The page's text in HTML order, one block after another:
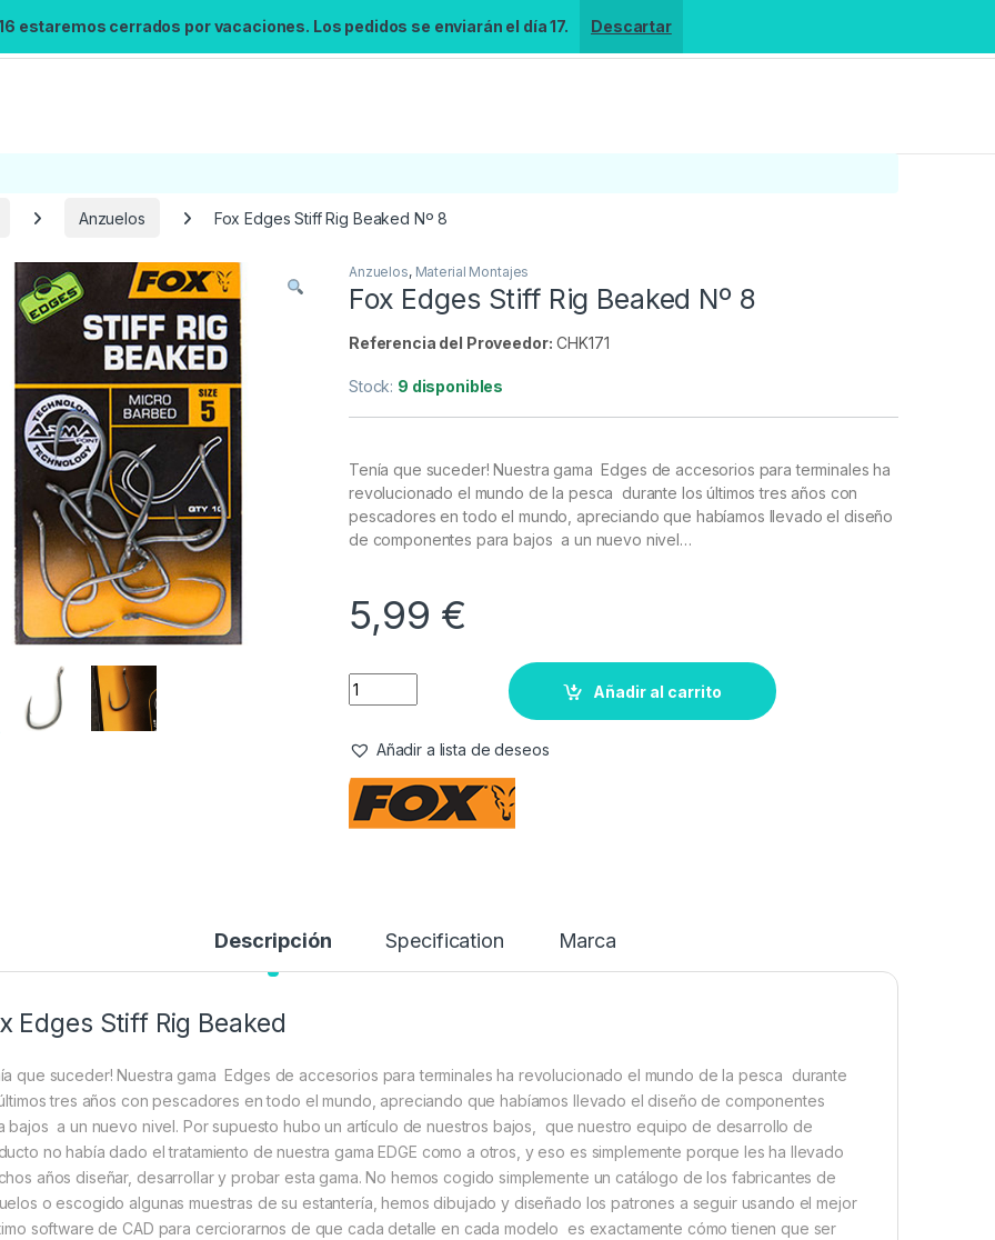
estaremos cerrados por vacaciones. Los pedidos se enviarán el día 17. Descartar
Búsqueda no disponible
No se pudo cargar el widget de búsqueda.
Inténtalo de nuevo.
Reintentar
Anzuelos Fox Edges Stiff Rig Beaked Nº 8
Anzuelos, Material Montajes
Fox Edges Stiff Rig Beaked Nº 8
Referencia del Proveedor: CHK171
Stock: 9 disponibles
Tenía que suceder! Nuestra gama Edges de accesorios para terminales ha
revolucionado el mundo de la pesca durante los últimos tres años con
pescadores en todo el mundo, apreciando que habíamos llevado el diseño
de componentes para bajos a un nuevo nivel…
5,99 €
Añadir al carrito
Añadir a lista de deseos
Descripción Specification Marca
Edges Stiff Rig Beaked
que suceder! Nuestra gama Edges de accesorios para terminales ha revolucionado el mundo de la pesca durante
tres años con pescadores en todo el mundo, apreciando que habíamos llevado el diseño de componentes
bajos a un nuevo nivel. Por supuesto hubo un artículo de nuestros bajos, que nuestro equipo de desarrollo de
no había dado el tratamiento de nuestra gama EDGE como a otros, y eso es simplemente porque les ha llevado
años diseñar, desarrollar y probar esta gama. No hemos cogido simplemente un catálogo de los fabricantes de
o escogido algunas muestras de su estantería, hemos dibujado y diseñado los patrones a seguir usando el mejor
software de CAD para cerciorarnos de que cada detalle en cada modelo es exactamente cómo tienen que ser